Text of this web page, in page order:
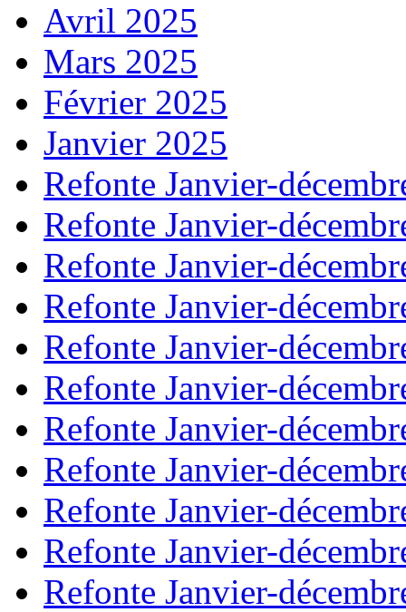
Avril 2025
Mars 2025
Février 2025
Janvier 2025
Refonte Janvier-
Refonte Janvier-
Refonte Janvier-
Refonte Janvier-
Refonte Janvier-
Refonte Janvier-
Refonte Janvier-
Refonte Janvier-
Refonte Janvier-
Refonte Janvier-
Refonte Janvier-